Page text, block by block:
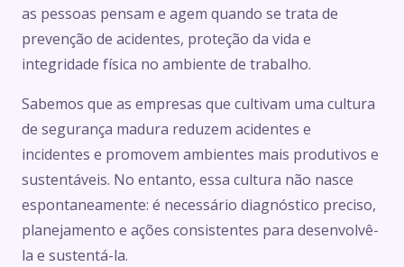
as pessoas pensam e agem quando se trata de
prevenção de acidentes, proteção da vida e
integridade física no ambiente de trabalho.
Sabemos que as empresas que cultivam uma cultura
de segurança madura reduzem acidentes e
incidentes e promovem ambientes mais produtivos e
sustentáveis. No entanto, essa cultura não nasce
espontaneamente: é necessário diagnóstico preciso,
planejamento e ações consistentes para desenvolvê-
la e sustentá-la.